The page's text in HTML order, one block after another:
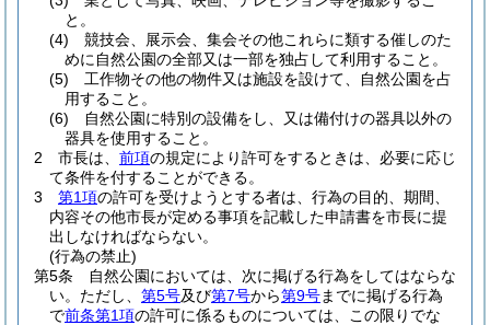
と。
(4)
競技会、展示会、集会その他これらに類する催しのた
めに自然公園の全部又は一部を独占して利用すること。
(5)
工作物その他の物件又は施設を設けて、自然公園を占
用すること。
(6)
自然公園に特別の設備をし、又は備付けの器具以外の
器具を使用すること。
2
市長は、 前項の規定により許可をするときは、必要に応じ
て条件を付することができる。
3
第1項の許可を受けようとする者は、行為の目的、期間、
内容その他市長が定める事項を記載した申請書を市長に提
出しなければならない。
(行為の禁止)
第5条
自然公園においては、次に掲げる行為をしてはならな
い。 ただし、 第5号及び第7号から第9号までに掲げる行為
で前条第1項の許可に係るものについては、この限りでな